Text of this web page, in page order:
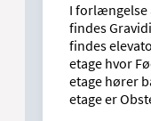
I forlængelse
findes
findes
etage hvor
etage hører
etage er